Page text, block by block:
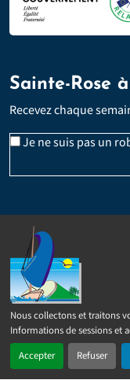
Nous collectons et traitons
Informations de sessions et
Accepter Refuser
En 1 clic Recherche
Sainte-Rose
Recevez chaque
Je ne suis pas un
Suivez-nous
ContactPresse